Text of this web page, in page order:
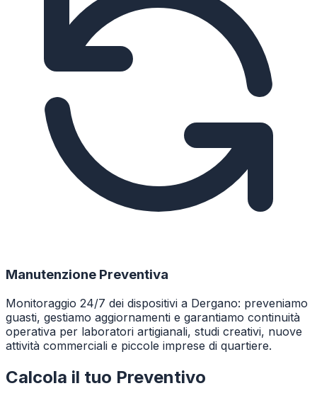
Manutenzione Preventiva
Monitoraggio 24/7 dei dispositivi a Dergano: preveniamo
guasti, gestiamo aggiornamenti e garantiamo continuità
operativa per laboratori artigianali, studi creativi, nuove
attività commerciali e piccole imprese di quartiere.
Calcola il tuo Preventivo